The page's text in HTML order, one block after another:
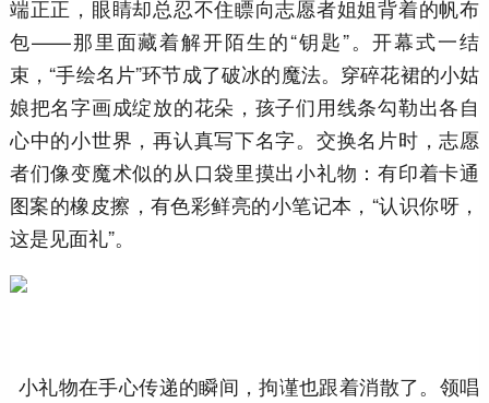
端正正，眼睛却总忍不住瞟向志愿者姐姐背着的帆布
包——那里面藏着解开陌生的“钥匙”。开幕式一结
束，“手绘名片”环节成了破冰的魔法。穿碎花裙的小姑
娘把名字画成绽放的花朵，孩子们用线条勾勒出各自
心中的小世界，再认真写下名字。交换名片时，志愿
者们像变魔术似的从口袋里摸出小礼物：有印着卡通
图案的橡皮擦，有色彩鲜亮的小笔记本，“认识你呀，
这是见面礼”。
小礼物在手心传递的瞬间，拘谨也跟着消散了。领唱